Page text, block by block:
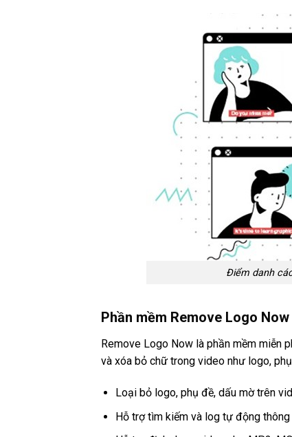
Điểm danh
Phần mềm Remove Logo Now
Remove Logo Now là phần mềm miễn
và xóa bỏ chữ trong video như logo,
Loại bỏ logo, phụ đề, dấu mờ trên
Hỗ trợ tìm kiếm và log tự động